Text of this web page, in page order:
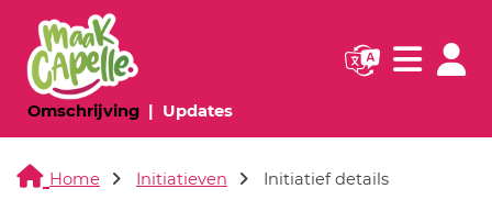
Omschrijving(huidige pagina)
Updates(huidige pagina)
Navigatie
Home Initiatieven Initiatief details